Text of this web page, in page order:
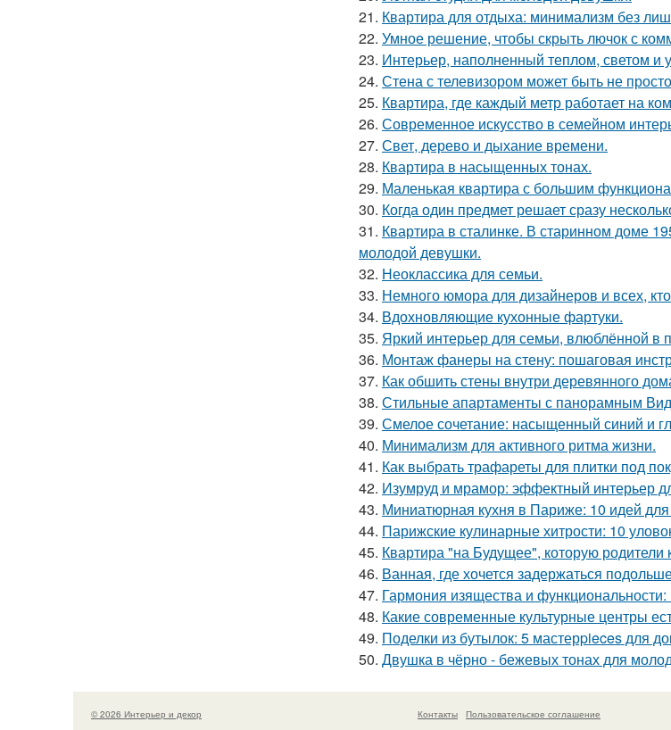
21. Квартира для отдыха: минимализм без
22. Умное решение, чтобы скрыть лючок с
23. Интерьер, наполненный теплом, светом и
24. Стена с телевизором может быть не
25. Квартира, где каждый метр работает на
26. Современное искусство в семейном
27. Свет, дерево и дыхание времени.
28. Квартира в насыщенных тонах.
29. Маленькая квартира с большим
30. Когда один предмет решает сразу
31. Квартира в сталинке. В старинном доме
молодой девушки.
32. Неоклассика для семьи.
33. Немного юмора для дизайнеров и всех,
34. Вдохновляющие кухонные фартуки.
35. Яркий интерьер для семьи, влюблённой в
36. Монтаж фанеры на стену: пошаговая
37. Как обшить стены внутри деревянного
38. Стильные апартаменты с панорамным
39. Смелое сочетание: насыщенный синий и
40. Минимализм для активного ритма жизни.
41. Как выбрать трафареты для плитки под
42. Изумруд и мрамор: эффектный интерьер
43. Миниатюрная кухня в Париже: 10 идей для
44. Парижские кулинарные хитрости: 10
45. Квартира "на Будущее", которую родители
46. Ванная, где хочется задержаться
47. Гармония изящества и функциональности:
48. Какие современные культурные центры
49. Поделки из бутылок: 5 мастерpieces для
50. Двушка в чёрно - бежевых тонах для
© 2026 Интерьер и декор Контакты
Пользовательское соглашение